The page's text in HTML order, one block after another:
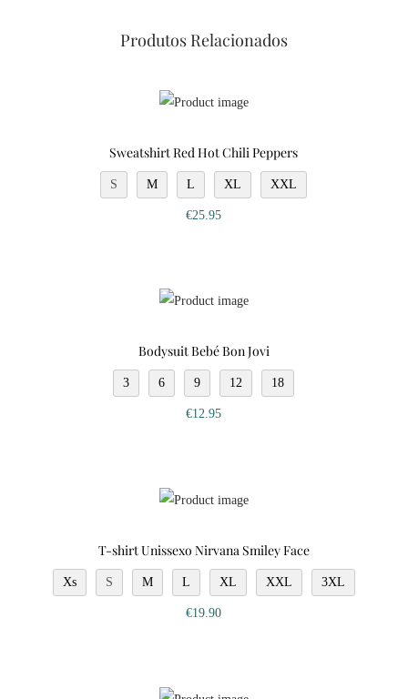
Produtos Relacionados
Sweatshirt Red Hot Chili Peppers
S M L XL XXL
€25.95
Bodysuit Bebé Bon Jovi
3 6 9 12 18
€12.95
T-shirt Unissexo Nirvana Smiley Face
Xs S M L XL XXL 3XL
€19.90